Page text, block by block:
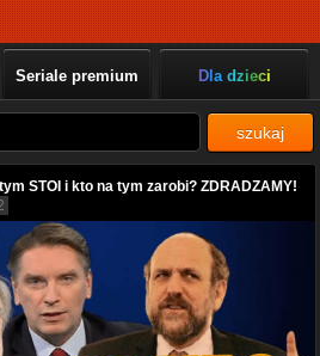
Seriale premium Dla dzieci
szukaj
STOI i kto na tym zarobi? ZDRADZAMY!